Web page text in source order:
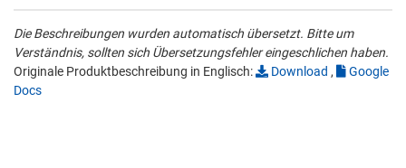
Die Beschreibungen wurden automatisch übersetzt. Bitte um
Verständnis, sollten sich Übersetzungsfehler eingeschlichen haben.
Originale Produktbeschreibung in Englisch:
Download ,
Google
Docs